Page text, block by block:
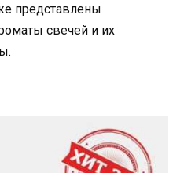
представлены
свечей и их